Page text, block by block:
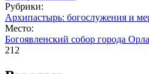
Рубрики:
Архипастырь: богослужения и
Место:
Богоявленский собор города Орла
212